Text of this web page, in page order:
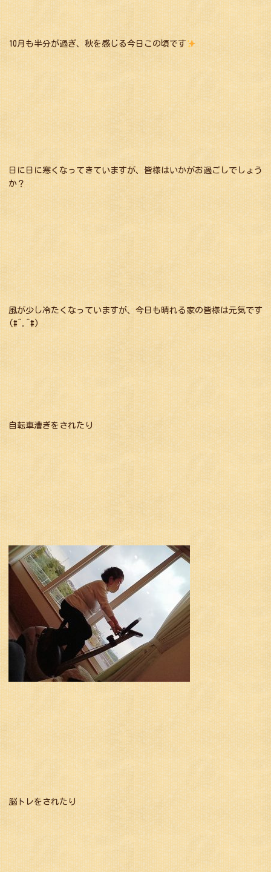
10月も半分が過ぎ、秋を感じる今日この頃です
日に日に寒くなってきていますが、皆様はいかがお過ごしでしょう
か？
風が少し冷たくなっていますが、今日も晴れる家の皆様は元気です
(#^.^#)
自転車漕ぎをされたり
脳トレをされたり